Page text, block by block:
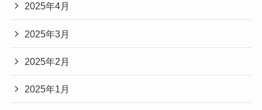
2025年4月
2025年3月
2025年2月
2025年1月